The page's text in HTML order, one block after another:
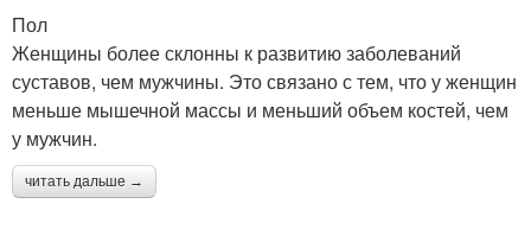
Пол
Женщины более склонны к развитию заболеваний
суставов, чем мужчины. Это связано с тем, что у женщин
меньше мышечной массы и меньший объем костей, чем
у мужчин.
читать дальше →